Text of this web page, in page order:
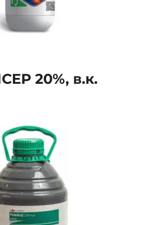
20%, в.к.